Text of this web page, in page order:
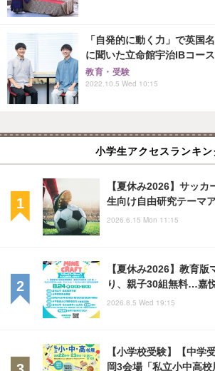
「自発的に動く力」で英国
に聞いた立命館宇治IBコー
教育・受験
2022.10.5 Wed 10:15
小学生アクセスランキン
【夏休み2026】サッ
生向け自由研究テーマ
2026.6.15 Mon 11:15
【夏休み2026】教育版
り、親子30組無料…嘉
2026.8.5 Wed 19:15
【小学校受験】【中学
岡3会場「私立小中高